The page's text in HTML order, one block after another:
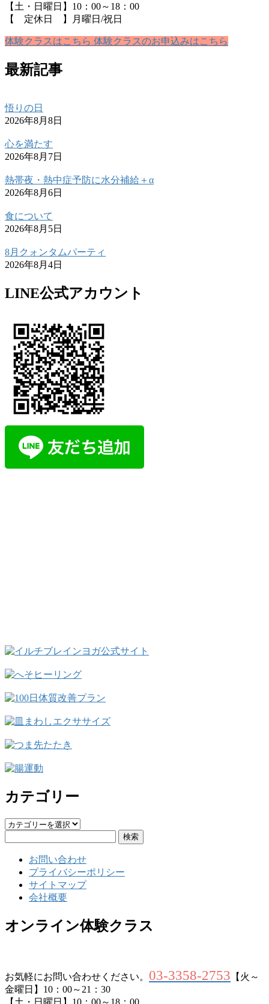
【土・日曜日】10：00～18：00
【 定休日 】月曜日/祝日
体験クラスはこちら 体験クラスのお申込みはこちら
最新記事
悟りの日
2026年8月8日
心を満たす
2026年8月7日
熱帯夜・熱中症予防に水分補給＋α
2026年8月6日
食について
2026年8月5日
8月クォンタムパーティ
2026年8月4日
LINE公式アカウント
カテゴリー
カ
お問い合わせ
プライバシーポリシー
サイトマップ
会社概要
オンライン体験クラス
お気軽にお問い合わせください。 03-3358-2753 【火～
金曜日】10：00～21：30
【土・日曜日】10：00～18：00